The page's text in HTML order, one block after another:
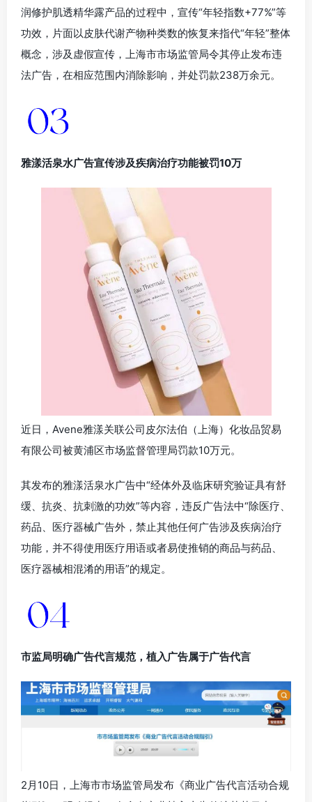
润修护肌透精华露产品的过程中，宣传“年轻指数+77%”等
功效，片面以皮肤代谢产物种类数的恢复来指代“年轻”整体
概念，涉及虚假宣传，上海市市场监管局令其停止发布违
法广告，在相应范围内消除影响，并处罚款238万余元。
雅漾活泉水广告宣传涉及疾病治疗功能被罚10万
近日，Avene雅漾关联公司皮尔法伯（上海）化妆品贸易
有限公司被黄浦区市场监督管理局罚款10万元。
其发布的雅漾活泉水广告中“经体外及临床研究验证具有舒
缓、抗炎、抗刺激的功效”等内容，违反广告法中“除医疗、
药品、医疗器械广告外，禁止其他任何广告涉及疾病治疗
功能，并不得使用医疗用语或者易使推销的商品与药品、
医疗器械相混淆的用语”的规定。
市监局明确广告代言规范，植入广告属于广告代言
2月10日，上海市市场监管局发布《商业广告代言活动合规